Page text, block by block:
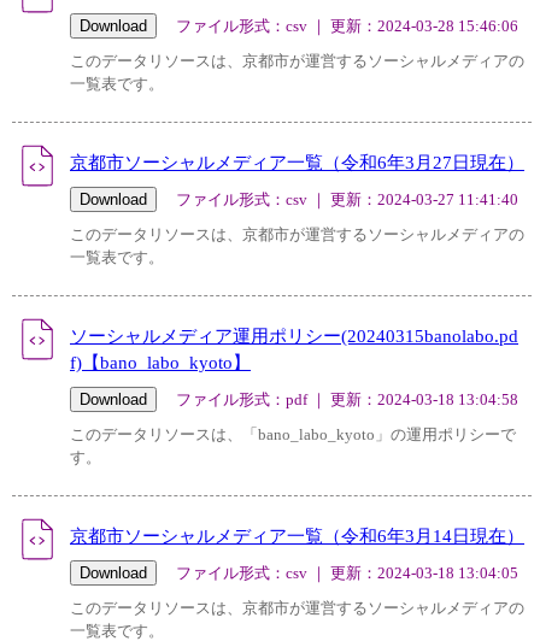
ファイル形式：csv ｜ 更新：2024-03-28 15:46:06
このデータリソースは、京都市が運営するソーシャルメディアの
一覧表です。
京都市ソーシャルメディア一覧（令和6年3月27日現在）
ファイル形式：csv ｜ 更新：2024-03-27 11:41:40
このデータリソースは、京都市が運営するソーシャルメディアの
一覧表です。
ソーシャルメディア運用ポリシー(20240315banolabo.pd
f)【bano_labo_kyoto】
ファイル形式：pdf ｜ 更新：2024-03-18 13:04:58
このデータリソースは、「bano_labo_kyoto」の運用ポリシーで
す。
京都市ソーシャルメディア一覧（令和6年3月14日現在）
ファイル形式：csv ｜ 更新：2024-03-18 13:04:05
このデータリソースは、京都市が運営するソーシャルメディアの
一覧表です。